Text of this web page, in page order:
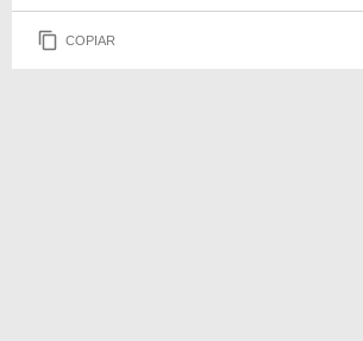
COPIAR